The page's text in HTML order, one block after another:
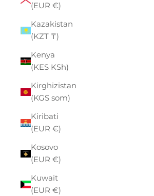
(EUR €)
Kazakistan
(KZT ₸)
Kenya
(KES KSh)
Kirghizistan
(KGS som)
Kiribati
(EUR €)
Kosovo
(EUR €)
Kuwait
(EUR €)